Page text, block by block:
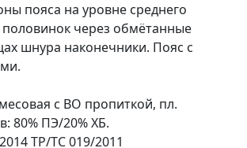
пояса на уровне среднего
через обмётанные
шнура наконечники. Пояс с
с ВО пропиткой, пл.
80% ПЭ/20% ХБ.
ТР/ТС 019/2011